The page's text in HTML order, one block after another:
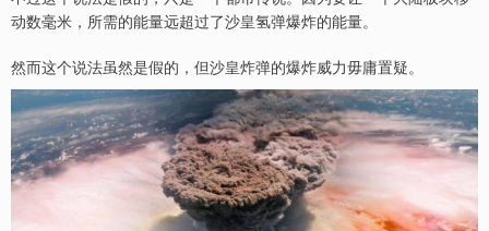
动数毫米，所需的能量远超过了沙皇氢弹爆炸的能量。
然而这个说法虽然是假的，但沙皇炸弹的爆炸威力毋庸置疑。